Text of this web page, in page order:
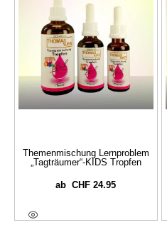
Themenmischung Lernproblem
„Tagträumer“-KIDS Tropfen
abCHF 24.95